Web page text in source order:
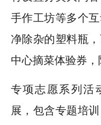
手作工坊等多个
净除杂的塑料瓶
中心摘菜体验券，
专项志愿系列活
展，包含专题培